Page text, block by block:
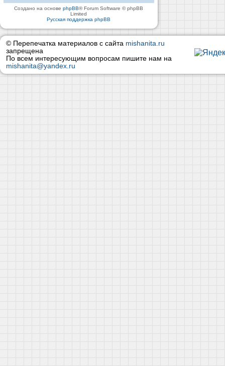
Создано на основеphpBB® Forum Software © phpBB
Limited
Русская поддержка phpBB
© Перепечатка материалов с сайта mishanita.ru
запрещена
По всем интересующим вопросам пишите нам на
mishanita@yandex.ru